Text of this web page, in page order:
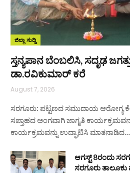
ಜಿಲ್ಲಾ ಸುದ್ದಿ
ಸ್ತನ್ಯಪಾನ ಬೆಂಬಲಿಸಿ, ಸದೃಢ
ಡಾ.ರವಿಕುಮಾರ್ ಕರೆ
August 7, 2026
ಸರಗೂರು: ಪಟ್ಟಣದ ಸಮುದಾಯ ಆರೋಗ್ಯ
ಸಪ್ತಾಹದ ಅಂಗವಾಗಿ ಜಾಗೃತಿ
ಕಾರ್ಯಕ್ರಮವನ್ನು ಉದ್ಘಾಟಿಸಿ ಮಾತನಾಡಿದ…
ಆಗಸ್ಟ್ 8ರಂದು
ಸರಗೂರು